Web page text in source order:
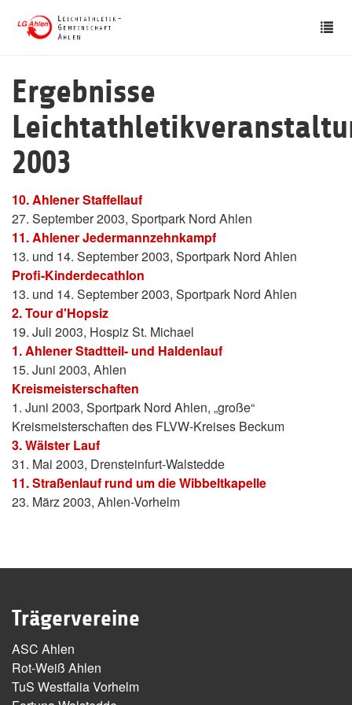
Ergebnisse
2003
10. Ahlener Staffellauf
27. September 2003, Sportpark Nord Ahlen
11. Ahlener Jedermannzehnkampf
13. und 14. September 2003, Sportpark Nord Ahlen
Profi-Kinderdecathlon
13. und 14. September 2003, Sportpark Nord Ahlen
2. Tour d'Hopsiz
19. Juli 2003, Hospiz St. Michael
1. Ahlener Stadtteil- und Haldenlauf
15. Juni 2003, Ahlen
Kreismeisterschaften
1. Juni 2003, Sportpark Nord Ahlen, „große“
Kreismeisterschaften des FLVW-Kreises Beckum
3. Wälster Lauf
31. Mai 2003, Drensteinfurt-Walstedde
11. Straßenlauf rund um die Wibbeltkapelle
23. März 2003, Ahlen-Vorhelm
Trägervereine
ASC Ahlen
Rot-Weiß Ahlen
TuS Westfalia Vorhelm